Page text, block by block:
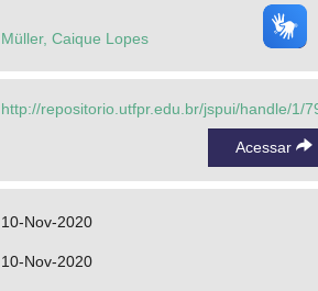
Müller, Caique Lopes
http://repositorio.utfpr.edu.br/jspui/handle/1/
Acessar
10-Nov-2020
10-Nov-2020